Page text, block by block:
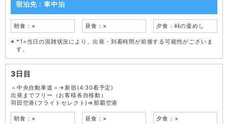
宿泊先：車中泊
朝食：× 昼食：× 夕食：峠の釜めし
*1=当日の混雑状況により、出発・到着時間が前後する可能性がございま
す。
3日目
＜中央自動車道＞→新宿(4:30着予定)
出発までフリー（お客様各自移動）
羽田空港(フライトセレクト)⇒那覇空港
朝食：× 昼食：× 夕食：×